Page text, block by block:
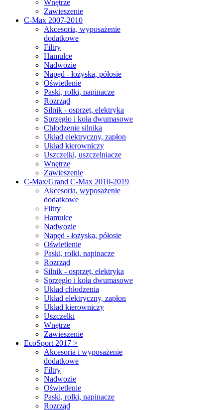
Wnętrze
Zawieszenie
C-Max 2007-2010
Akcesoria, wyposażenie
dodatkowe
Filtry
Hamulce
Nadwozie
Napęd - łożyska, półosie
Oświetlenie
Paski, rolki, napinacze
Rozrząd
Silnik - osprzęt, elektryka
Sprzęgło i koła dwumasowe
Chłodzenie silnika
Układ elektryczny, zapłon
Układ kierowniczy
Uszczelki, uszczelniacze
Wnętrze
Zawieszenie
C-Max/Grand C-Max 2010-2019
Akcesoria, wyposażenie
dodatkowe
Filtry
Hamulce
Nadwozie
Napęd - łożyska, półosie
Oświetlenie
Paski, rolki, napinacze
Rozrząd
Silnik - osprzęt, elektryka
Sprzęgło i koła dwumasowe
Układ chłodzenia
Układ elektryczny, zapłon
Układ kierowniczy
Uszczelki
Wnętrze
Zawieszenie
EcoSport 2017 >
Akcesoria i wyposażenie
dodatkowe
Filtry
Nadwozie
Oświetlenie
Paski, rolki, napinacze
Rozrząd